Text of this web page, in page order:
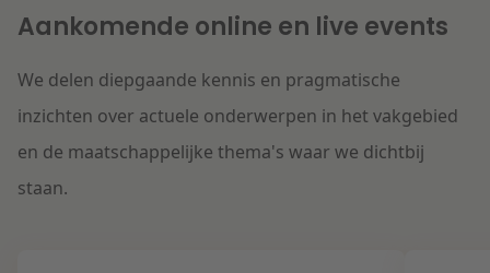
Aankomende online en live events
We delen diepgaande kennis en pragmatische
inzichten over actuele onderwerpen in het vakgebied
en de maatschappelijke thema's waar we dichtbij
staan.